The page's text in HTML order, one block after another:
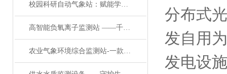
校园科研自动气象站：赋能学术探索与校园精细化管理的智慧气象平台
高智能负氧离子监测站 ——千锤百炼的天然氧吧监测站/直送2024
农业气象环境综合监测站-一款妙不可言的草原生态监测气象站2022已更新
分布式
发自用
发电设